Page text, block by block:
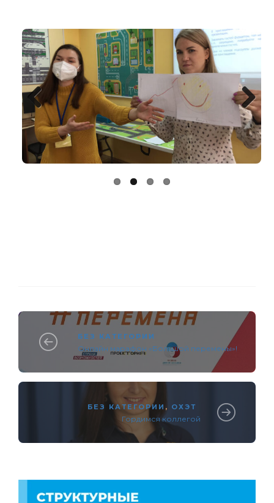
Previo
us
Next
БЕЗ КАТЕГОРИИ
Онлайн марафон «Большой перемены»!
БЕЗ КАТЕГОРИИ , ОХЭТ
Гордимся коллегой